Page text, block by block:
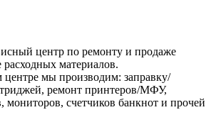
центр по ремонту и продаже
расходных материалов.
мы производим: заправку/
ремонт принтеров/МФУ,
мониторов, счетчиков банкнот и прочей